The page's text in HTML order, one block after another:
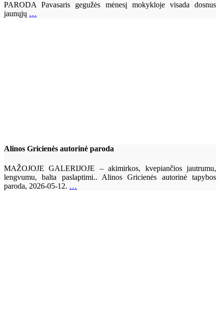
PARODA Pavasaris gegužės mėnesį mokykloje visada dosnus
jaunųjų …
Alinos Gricienės autorinė paroda
MAŽOJOJE GALERIJOJE – akimirkos, kvepiančios jautrumu,
lengvumu, balta paslaptimi.. Alinos Gricienės autorinė tapybos
paroda, 2026-05-12. …